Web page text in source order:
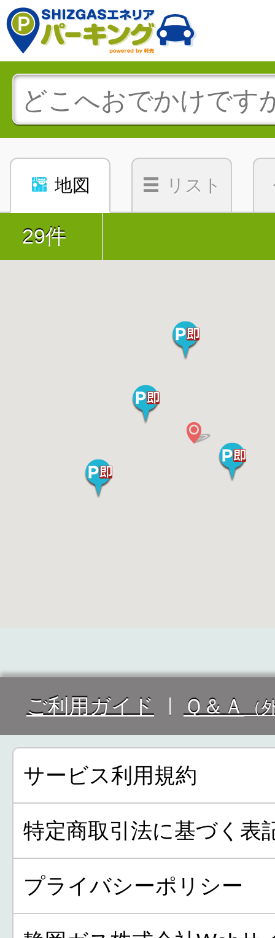
地図 リスト
29件
ご利用ガイド Ｑ＆Ａ （
サービス利用規約
特定商取引法に基づく表
プライバシーポリシー